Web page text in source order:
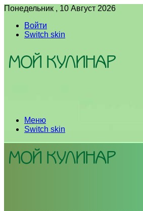
Понедельник , 10 Август 2026
Войти
Switch skin
Меню
Switch skin